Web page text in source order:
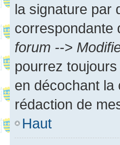
la signature par
correspondante
forum -->
pourrez
en décochant la
rédaction de
Haut